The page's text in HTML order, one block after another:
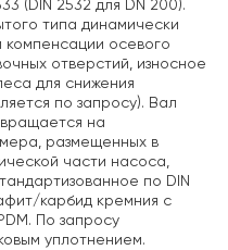
(DIN 2532 для DN 200).
типа динамически
осевого
отверстий, износное
для снижения
по запросу). Вал
на
размещенных в
части насоса,
по DIN
карбид кремния с
По запросу
уплотнением.